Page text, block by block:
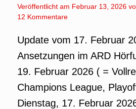
Veröffentlicht am Februar 13, 2026
12 Kommentare
Update vom 17. Februar
Ansetzungen im ARD
19. Februar 2026 ( =
Champions League,
Dienstag, 17. Februar